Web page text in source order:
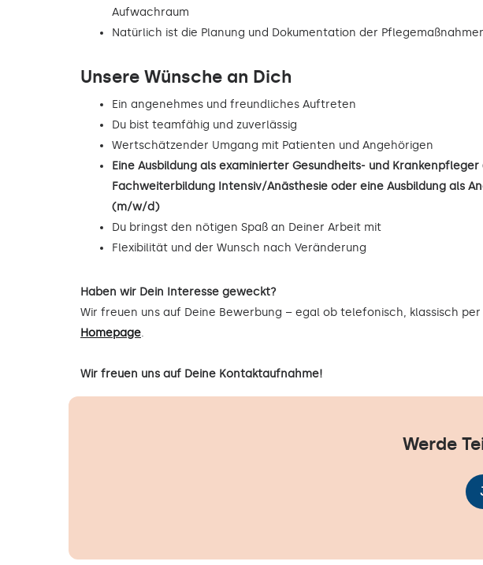
Aufwachraum
Natürlich ist die Planung und Dokumentation der
Unsere Wünsche an Dich
Ein angenehmes und freundliches Auftreten
Du bist teamfähig und zuverlässig
Wertschätzender Umgang mit Patienten und Angehörigen
Eine Ausbildung als examinierter Gesundheits- und
Fachweiterbildung Intensiv/Anästhesie oder eine Ausbildung als
(m/w/d)
Du bringst den nötigen Spaß an Deiner Arbeit mit
Flexibilität und der Wunsch nach Veränderung
Haben wir Dein Interesse geweckt?
Wir freuen uns auf Deine Bewerbung – egal ob telefonisch, klassisch per
Homepage.
Wir freuen uns auf Deine Kontaktaufnahme!
Werde